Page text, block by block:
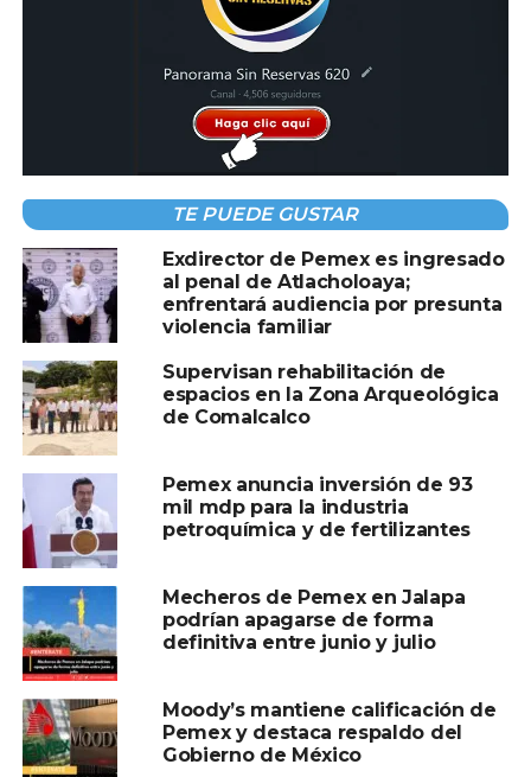
. Esto ha provocado el cierre de
operaciones, despidos masivos y una parálisis económica
en las empresas”, afirmó Pérez García.
La crisis afecta a empresas
locales y nacionales
La crisis ha tenido un impacto directo en
empresasen Tabasco, muchas de las cuales son
pequeñas y medianas. Estas compañías se han visto
obligadas a despedir personal y suspender sus
actividades, afectando no solo a los proveedores directos
de Pemex, sino también a una cadena de
subcontratistas.
“Nos encontramos en números rojos, con una falta de
reactivación. No hay condiciones para trabajar como el
año pasado. Si no se resuelve pronto, nos veremos
obligados a tomar medidas legales y organizar
manifestaciones tanto en Tabasco como en la Ciudad de
México”, advirtió el líder del FASP.
Promesas incumplidas y pagos
dispersos
A pesar de que Pemexhabía prometido un pago masivo
de hasta6,400 millones de dólaresentre marzo y abril
TE PUEDE GUSTAR
Exdirector de Pemex es ingresado
al penal de Atlacholoaya;
enfrentará audiencia por presunta
violencia familiar
Supervisan rehabilitación de
espacios en la Zona Arqueológica
de Comalcalco
Pemex anuncia inversión de 93
mil mdp para la industria
petroquímica y de fertilizantes
Mecheros de Pemex en Jalapa
podrían apagarse de forma
definitiva entre junio y julio
Moody’s mantiene calificación de
Pemex y destaca respaldo del
Gobierno de México